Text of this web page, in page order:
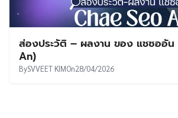
ส่องประวัติ – ผลงาน ของ แชซออัน
An)
BySVVEET KIMOn28/04/2026